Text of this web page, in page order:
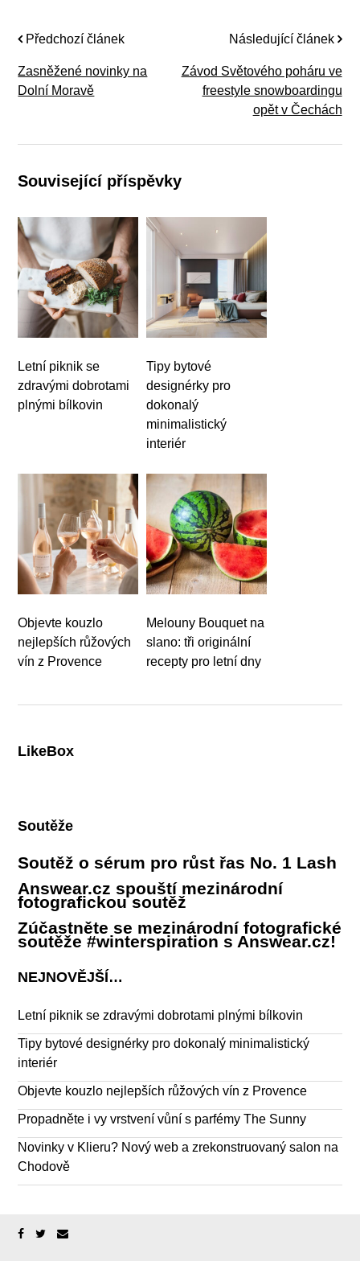
Předchozí článek
Zasněžené novinky na
Dolní Moravě
Následující článek
Závod Světového poháru ve
freestyle snowboardingu
opět v Čechách
Související příspěvky
Letní piknik se
zdravými dobrotami
plnými bílkovin
Tipy bytové
designérky pro
dokonalý
minimalistický
interiér
Objevte kouzlo
nejlepších růžových
vín z Provence
Melouny Bouquet na
slano: tři originální
recepty pro letní dny
LikeBox
Soutěže
Soutěž o sérum pro růst řas No. 1 Lash
Answear.cz spouští mezinárodní
fotografickou soutěž
Zúčastněte se mezinárodní fotografické
soutěže #winterspiration s Answear.cz!
NEJNOVĚJŠÍ…
Letní piknik se zdravými dobrotami plnými bílkovin
Tipy bytové designérky pro dokonalý minimalistický
interiér
Objevte kouzlo nejlepších růžových vín z Provence
Propadněte i vy vrstvení vůní s parfémy The Sunny
Novinky v Klieru? Nový web a zrekonstruovaný salon na
Chodově